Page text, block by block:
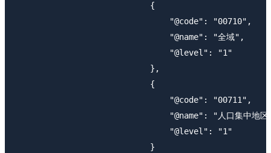
                            {
                                "@code": "00710",
                                "@name": "全域",
                                "@level": "1"
                            },
                            {
                                "@code": "00711",
"@name": "人口集中地区
                                "@level": "1"
                            }